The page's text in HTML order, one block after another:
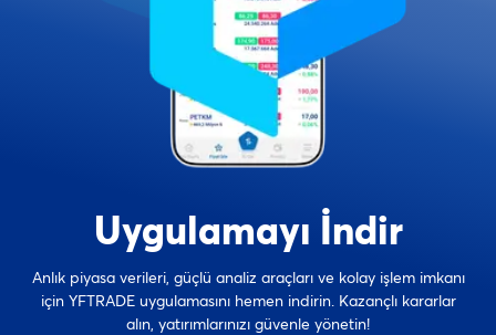
Uygulamayı İndir
Anlık piyasa verileri, güçlü analiz araçları ve kolay işlem imkanı
için YFTRADE uygulamasını hemen indirin. Kazançlı kararlar
alın, yatırımlarınızı güvenle yönetin!